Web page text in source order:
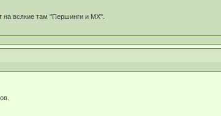
на всякие там "Першинги и МХ".